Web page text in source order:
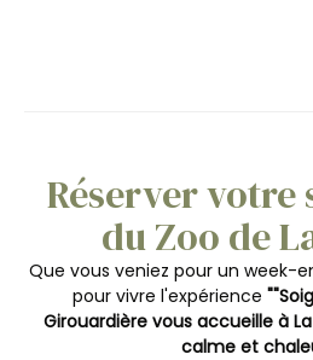
Réserver votre
du Zoo de
Que vous veniez pour un week-
pour vivre l'expérience
Girouardière vous accueille à
calme et